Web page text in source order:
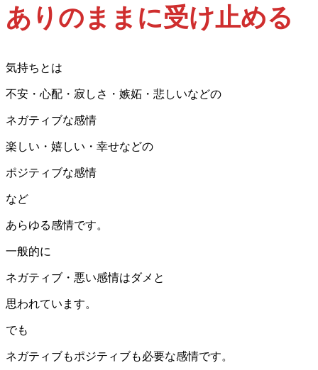
ありのままに受け止める
気持ちとは
不安・心配・寂しさ・嫉妬・悲しいなどの
ネガティブな感情
楽しい・嬉しい・幸せなどの
ポジティブな感情
など
あらゆる感情です。
一般的に
ネガティブ・悪い感情はダメと
思われています。
でも
ネガティブもポジティブも必要な感情です。